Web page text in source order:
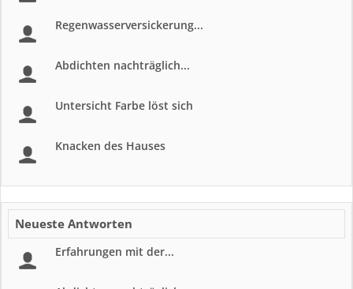
Regenwasserversickerung...
Abdichten nachträglich...
Untersicht Farbe löst sich
Knacken des Hauses
Neueste Antworten
Erfahrungen mit der...